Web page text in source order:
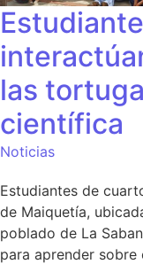
las
científica
Noticias
Estudiantes de
de Maiquetía,
poblado de La
para aprender